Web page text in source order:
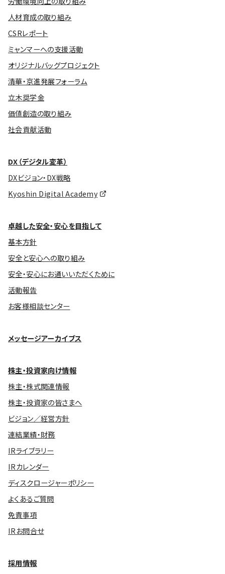
人材育成の取り組み
CSRレポート
ミャンマーへの支援活動
オリジナルバッグプロジェクト
清華・京進発展フォーラム
立木奨学金
価値創造の取り組み
社会貢献活動
DX（デジタル変革）
DXビジョン・DX戦略
Kyoshin Digital Academy
卓越した安全・安心を目指して
基本方針
安全と安心への取り組み
安全・安心にお通いいただくために
活動報告
お客様相談センター
メッセージアーカイブス
株主・投資家向け情報
株主・株式関連情報
株主・投資家の皆さまへ
ビジョン／経営方針
連結業績・財務
IRライブラリー
IRカレンダー
ディスクロージャーポリシー
よくあるご質問
免責事項
IRお問合せ
採用情報